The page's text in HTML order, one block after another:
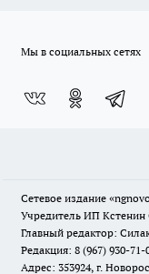
Мы в социальных сетях
Сетевое издание
Учредитель ИП Кстенин
Главный редактор:
Редакция: 8 (967) 930-
Адрес: 353924, г.